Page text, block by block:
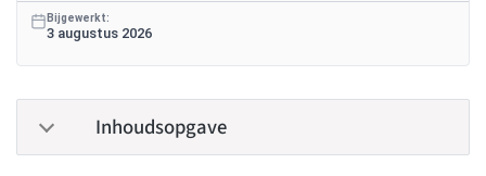
Bijgewerkt:
3 augustus 2026
Inhoudsopgave